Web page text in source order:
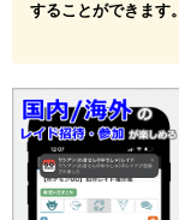
することができます。